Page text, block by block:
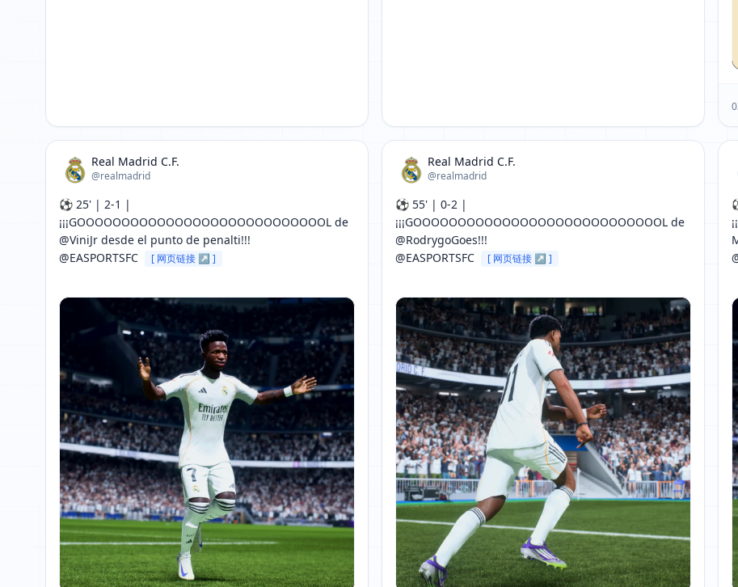
Real Madrid C.F.
@realmadrid
⚽ 25' | 2-1 |
¡¡¡GOOOOOOOOOOOOOOOOOOOOOOOOOOOOL de
@ViniJr desde el punto de penalti!!!
@EASPORTSFC
[ 网页链接 ↗ ]
Real Madrid C.F.
@realmadrid
⚽ 55' | 0-2 |
¡¡¡GOOOOOOOOOOOOOOOOOOOOOOOOOOOOL de
@RodrygoGoes!!!
@EASPORTSFC
[ 网页链接 ↗ ]